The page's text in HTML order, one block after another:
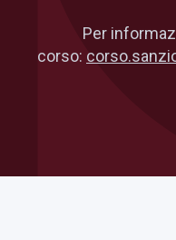
Per
corso: